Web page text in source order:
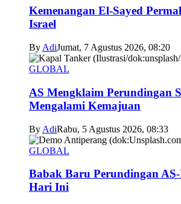
Kemenangan El-Sayed
Israel
By AdiJumat, 7 Agustus 2026, 08:20
GLOBAL
AS Mengklaim Perundingan
Mengalami Kemajuan
By AdiRabu, 5 Agustus 2026, 08:33
GLOBAL
Babak Baru Perundingan
Hari Ini